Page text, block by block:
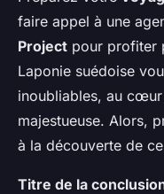
faire appel à une
Project pour profiter
Laponie suédoise
inoubliables, au
majestueuse. Alors,
à la découverte de
Titre de la